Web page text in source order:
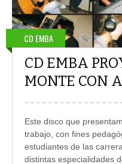
CD EMBA
CD EMBA
MONTE CON
Este disco que
trabajo, con fines
estudiantes de las
distintas especialidades